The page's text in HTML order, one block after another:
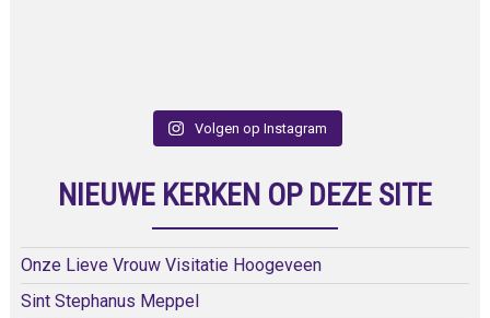
Volgen op Instagram
NIEUWE KERKEN OP DEZE SITE
Onze Lieve Vrouw Visitatie Hoogeveen
Sint Stephanus Meppel